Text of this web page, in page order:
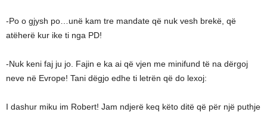
-Po o gjysh po…unë kam tre mandate që nuk vesh brekë, që
atëherë kur ike ti nga PD!
-Nuk keni faj ju jo. Fajin e ka ai që vjen me minifund të na dërgoj
neve në Evrope! Tani dëgjo edhe ti letrën që do lexoj:
I dashur miku im Robert! Jam ndjerë keq këto ditë që për një puthje